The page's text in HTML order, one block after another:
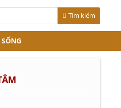
Tìm kiếm